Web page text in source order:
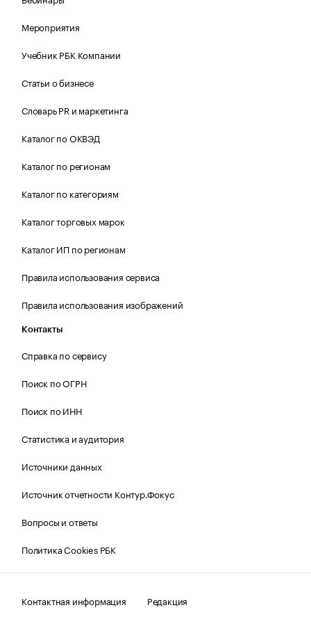
Мероприятия
Учебник РБК Компании
Статьи о бизнесе
Словарь PR и маркетинга
Каталог по ОКВЭД
Каталог по регионам
Каталог по категориям
Каталог торговых марок
Каталог ИП по регионам
Правила использования сервиса
Правила использования изображений
Контакты
Справка по сервису
Поиск по ОГРН
Поиск по ИНН
Статистика и аудитория
Источники данных
Источник отчетности Контур.Фокус
Вопросы и ответы
Политика Cookies РБК
Контактная информация Редакция